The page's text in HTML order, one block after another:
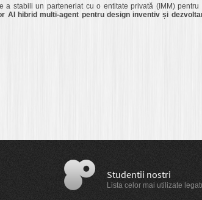
a stabili un parteneriat cu o entitate privată (IMM)
AI hibrid multi-agent pentru design inventiv și
Studentii nostri
Lista celor mai utilizate